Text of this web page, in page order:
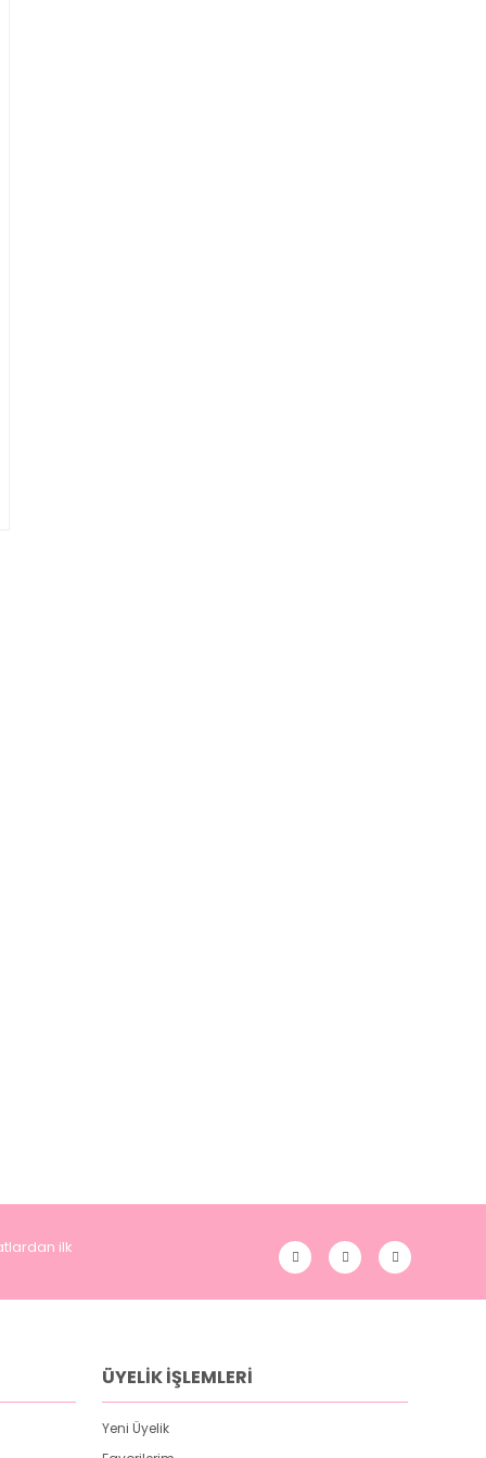
ilk
ÜYELİK İŞLEMLERİ
Yeni Üyelik